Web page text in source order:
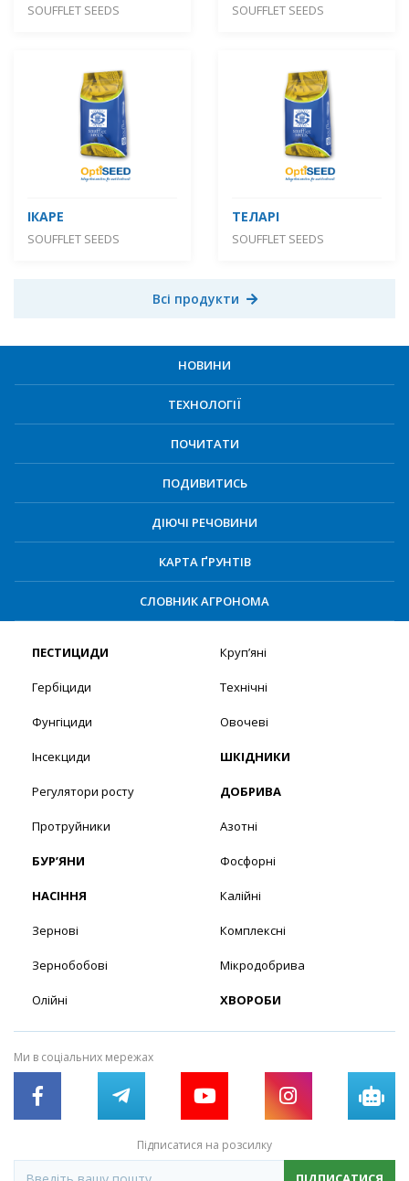
SOUFFLET SEEDS SOUFFLET SEEDS
ІКАРЕ
SOUFFLET SEEDS
ТЕЛАРІ
SOUFFLET SEEDS
Всі продукти
НОВИНИ
ТЕХНОЛОГІЇ
ПОЧИТАТИ
ПОДИВИТИСЬ
ДІЮЧІ РЕЧОВИНИ
КАРТА ҐРУНТІВ
СЛОВНИК АГРОНОМА
ПЕСТИЦИДИ
Гербіциди
Фунгіциди
Інсекциди
Регулятори росту
Протруйники
БУР’ЯНИ
НАСІННЯ
Зернові
Зернобобові
Олійні
Круп’яні
Технічні
Овочеві
ШКІДНИКИ
ДОБРИВА
Азотні
Фосфорні
Калійні
Комплексні
Мікродобрива
ХВОРОБИ
Ми в соціальних мережах
Підписатися на розсилку